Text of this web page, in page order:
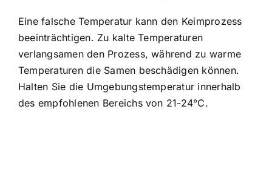
Eine falsche Temperatur kann den Keimprozess
beeinträchtigen. Zu kalte Temperaturen
verlangsamen den Prozess, während zu warme
Temperaturen die Samen beschädigen können.
Halten Sie die Umgebungstemperatur innerhalb
des empfohlenen Bereichs von 21-24°C.